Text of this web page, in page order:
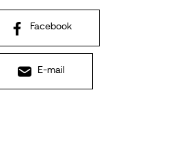
Facebook
E-mail